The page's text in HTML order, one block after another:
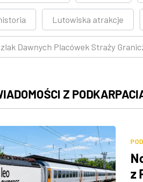
Lutowiska atrakcje
Dawnych Placówek Straży
Z
z